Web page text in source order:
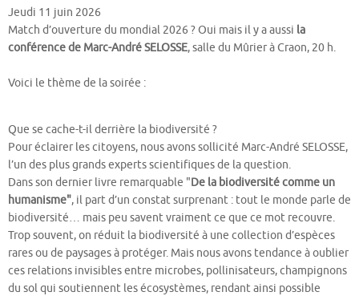
Jeudi 11 juin 2026
Match d’ouverture du mondial 2026 ? Oui mais il y a aussi la
conférence de Marc-André SELOSSE, salle du Mûrier à Craon, 20 h.
Voici le thème de la soirée :
Que se cache-t-il derrière la biodiversité ?
Pour éclairer les citoyens, nous avons sollicité Marc-André SELOSSE,
l’un des plus grands experts scientifiques de la question.
Dans son dernier livre remarquable "De la biodiversité comme un
humanisme", il part d’un constat surprenant : tout le monde parle de
biodiversité… mais peu savent vraiment ce que ce mot recouvre.
Trop souvent, on réduit la biodiversité à une collection d’espèces
rares ou de paysages à protéger. Mais nous avons tendance à oublier
ces relations invisibles entre microbes, pollinisateurs, champignons
du sol qui soutiennent les écosystèmes, rendant ainsi possible